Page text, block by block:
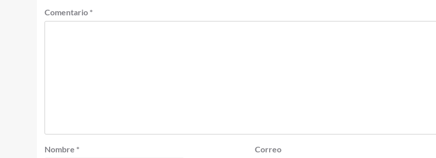
Comentario *
Nombre *
Correo